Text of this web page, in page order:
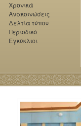
Χρονικά
Ανακοινώσεις
Δελτία τύπου
Περιοδικό
Εγκύκλιοι